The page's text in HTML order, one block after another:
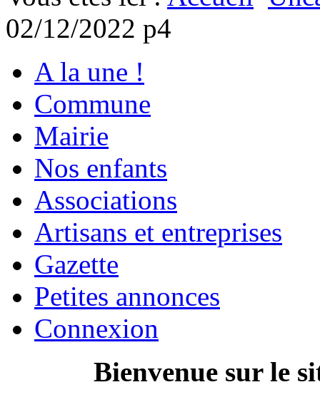
02/12/2022 p4
A la une !
Commune
Mairie
Nos enfants
Associations
Artisans et entreprises
Gazette
Petites annonces
Connexion
Bienvenue sur le